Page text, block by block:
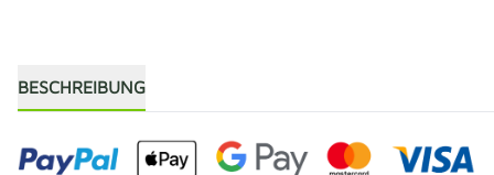
BESCHREIBUNG